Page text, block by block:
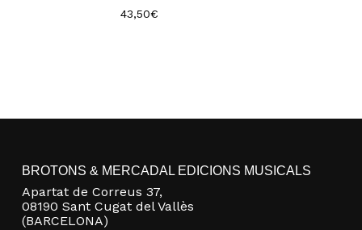
43,50€
BROTONS & MERCADAL EDICIONS MUSICALS
Apartat de Correus 37,
08190 Sant Cugat del Vallès
(BARCELONA)